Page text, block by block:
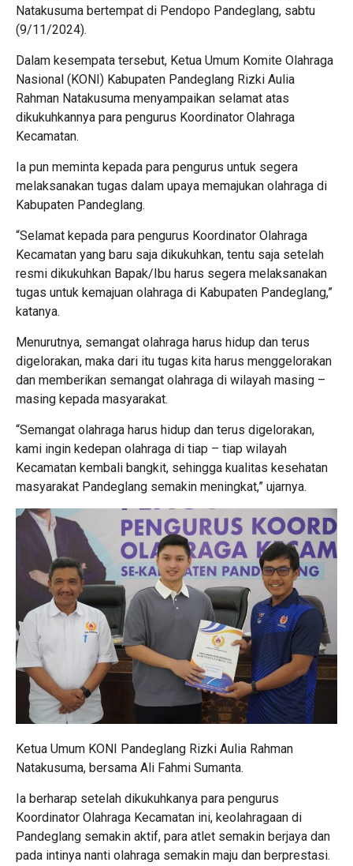
Natakusuma bertempat di Pendopo Pandeglang, sabtu
(9/11/2024).
Dalam kesempata tersebut, Ketua Umum Komite Olahraga
Nasional (KONI) Kabupaten Pandeglang Rizki Aulia
Rahman Natakusuma menyampaikan selamat atas
dikukuhkannya para pengurus Koordinator Olahraga
Kecamatan.
Ia pun meminta kepada para pengurus untuk segera
melaksanakan tugas dalam upaya memajukan olahraga di
Kabupaten Pandeglang.
“Selamat kepada para pengurus Koordinator Olahraga
Kecamatan yang baru saja dikukuhkan, tentu saja setelah
resmi dikukuhkan Bapak/Ibu harus segera melaksanakan
tugas untuk kemajuan olahraga di Kabupaten Pandeglang,”
katanya.
Menurutnya, semangat olahraga harus hidup dan terus
digelorakan, maka dari itu tugas kita harus menggelorakan
dan memberikan semangat olahraga di wilayah masing –
masing kepada masyarakat.
“Semangat olahraga harus hidup dan terus digelorakan,
kami ingin kedepan olahraga di tiap – tiap wilayah
Kecamatan kembali bangkit, sehingga kualitas kesehatan
masyarakat Pandeglang semakin meningkat,” ujarnya.
Ketua Umum KONI Pandeglang Rizki Aulia Rahman
Natakusuma, bersama Ali Fahmi Sumanta.
Ia berharap setelah dikukuhkanya para pengurus
Koordinator Olahraga Kecamatan ini, keolahragaan di
Pandeglang semakin aktif, para atlet semakin berjaya dan
pada intinya nanti olahraga semakin maju dan berprestasi.